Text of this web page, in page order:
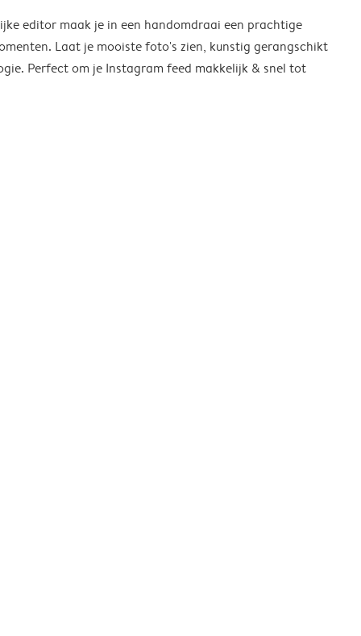
editor maak je in een handomdraai een prachtige
Laat je mooiste foto's zien, kunstig gerangschikt
Perfect om je Instagram feed makkelijk & snel tot